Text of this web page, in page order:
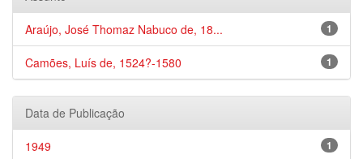
1
Araújo, José Thomaz Nabuco de, 18...
1
Camões, Luís de, 1524?-1580
Data de Publicação
1
1949